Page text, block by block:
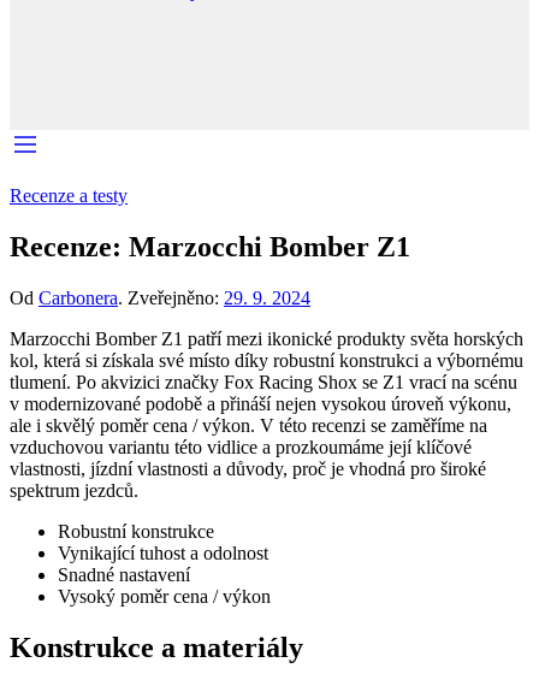
Recenze a testy
Recenze: Marzocchi Bomber Z1
Od Carbonera. Zveřejněno: 29. 9. 2024
Marzocchi Bomber Z1 patří mezi ikonické produkty světa horských
kol, která si získala své místo díky robustní konstrukci a výbornému
tlumení. Po akvizici značky Fox Racing Shox se Z1 vrací na scénu
v modernizované podobě a přináší nejen vysokou úroveň výkonu,
ale i skvělý poměr cena / výkon. V této recenzi se zaměříme na
vzduchovou variantu této vidlice a prozkoumáme její klíčové
vlastnosti, jízdní vlastnosti a důvody, proč je vhodná pro široké
spektrum jezdců.
Robustní konstrukce
Vynikající tuhost a odolnost
Snadné nastavení
Vysoký poměr cena / výkon
Konstrukce a materiály